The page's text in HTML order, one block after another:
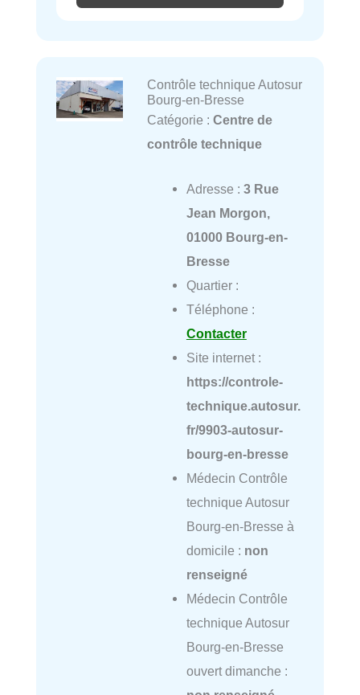
Contrôle technique Autosur
Bourg-en-Bresse
Catégorie : Centre de
contrôle technique
Adresse : 3 Rue
Jean Morgon,
01000 Bourg-en-
Bresse
Quartier :
Téléphone :
Contacter
Site internet :
https://controle-
technique.autosur.
fr/9903-autosur-
bourg-en-bresse
Médecin Contrôle
technique Autosur
Bourg-en-Bresse à
domicile : non
renseigné
Médecin Contrôle
technique Autosur
Bourg-en-Bresse
ouvert dimanche :